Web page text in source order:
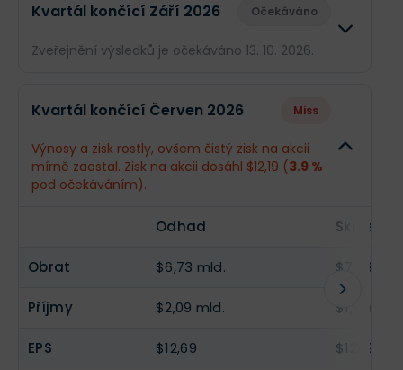
Kvartál končící Září 2026 Očekáváno
Zveřejnění výsledků je očekáváno 13. 10. 2026.
Příjmy $2,35 mld.
Kvartál končící Červen 2026 Miss
Výnosy a zisk rostly, ovšem čistý zisk na akcii
mírně zaostal. Zisk na akcii dosáhl $12,19 (3.9 %
pod očekáváním).
Odhad
Obrat $6,73 mld. $7,08
Příjmy $2,09 mld. $1,91 mld.
EPS $12,69 $12,19